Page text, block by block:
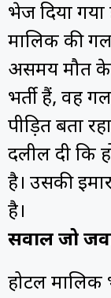
भेज दिया
मालिक की
असमय मौत
भर्ती हैं, वह
पीड़ित बता
दलील दी कि
है। उसकी
है।
सवाल जो
होटल मालिक